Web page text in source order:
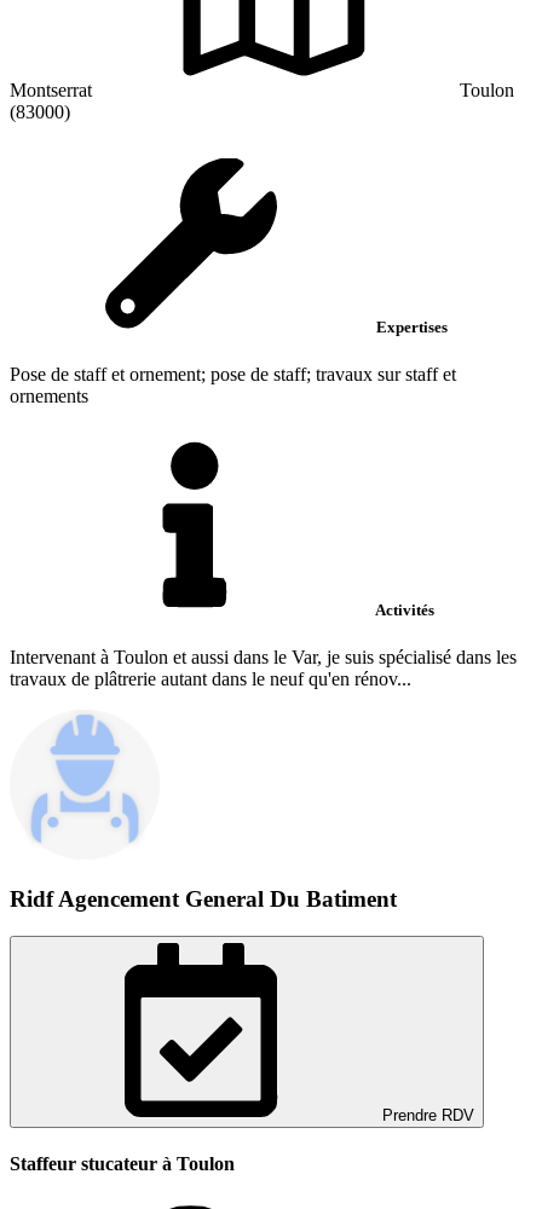
Montserrat
Toulon
(83000)
Expertises
Pose de staff et ornement; pose de staff; travaux sur staff et
ornements
Activités
Intervenant à Toulon et aussi dans le Var, je suis spécialisé dans les
travaux de plâtrerie autant dans le neuf qu'en rénov...
Ridf Agencement General Du Batiment
Prendre RDV
Staffeur stucateur à Toulon